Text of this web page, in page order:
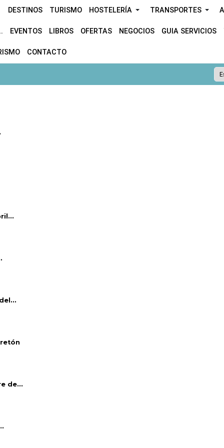
DESTINOS TURISMO HOSTELERÍA TRANSPORTES
EVENTOS LIBROS OFERTAS NEGOCIOS GUIA SERVICIOS
CONTACTO
de...